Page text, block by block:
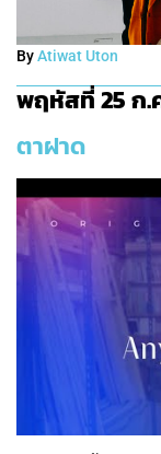
ByAtiwat Uton
พฤหัสที่ 25 ก.
ตาฝาด